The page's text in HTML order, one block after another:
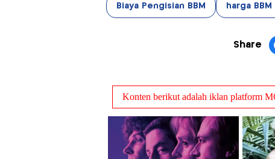
Biaya Pengisian BBM harga
Share